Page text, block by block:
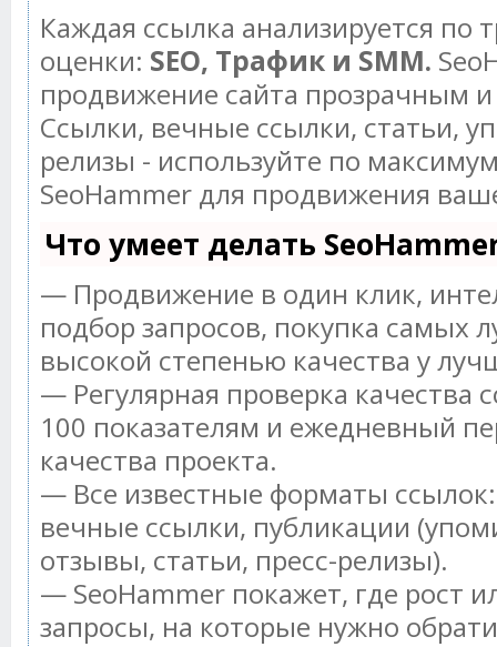
Каждая ссылка анализируется по
оценки: SEO, Трафик и SMM.
продвижение сайта прозрачным
Ссылки, вечные ссылки, статьи,
релизы - используйте по
SeoHammer для продвижения
Что умеет делать
— Продвижение в один клик,
подбор запросов, покупка самых
высокой степенью качества у
— Регулярная проверка качества
100 показателям и ежедневный
качества проекта.
— Все известные форматы
вечные ссылки, публикации
отзывы, статьи, пресс-релизы).
— SeoHammer покажет, где рост
запросы, на которые нужно